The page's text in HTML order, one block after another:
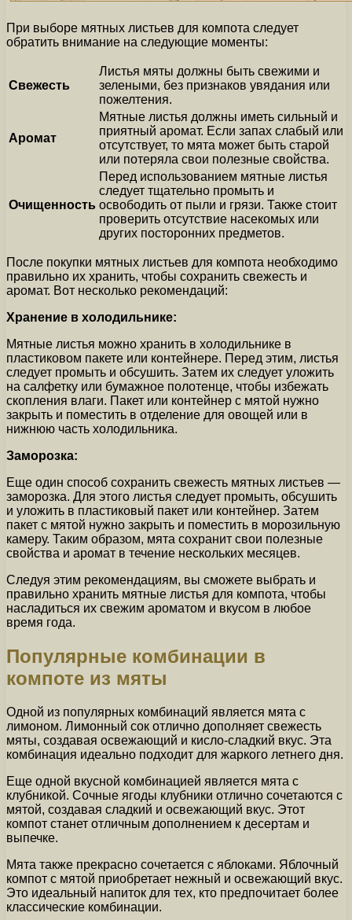
При выборе мятных листьев для компота следует
обратить внимание на следующие моменты:
Свежесть
Листья мяты должны быть свежими и
зелеными, без признаков увядания или
пожелтения.
Аромат
Мятные листья должны иметь сильный и
приятный аромат. Если запах слабый или
отсутствует, то мята может быть старой
или потеряла свои полезные свойства.
Очищенность
Перед использованием мятные листья
следует тщательно промыть и
освободить от пыли и грязи. Также стоит
проверить отсутствие насекомых или
других посторонних предметов.
После покупки мятных листьев для компота необходимо
правильно их хранить, чтобы сохранить свежесть и
аромат. Вот несколько рекомендаций:
Хранение в холодильнике:
Мятные листья можно хранить в холодильнике в
пластиковом пакете или контейнере. Перед этим, листья
следует промыть и обсушить. Затем их следует уложить
на салфетку или бумажное полотенце, чтобы избежать
скопления влаги. Пакет или контейнер с мятой нужно
закрыть и поместить в отделение для овощей или в
нижнюю часть холодильника.
Заморозка:
Еще один способ сохранить свежесть мятных листьев —
заморозка. Для этого листья следует промыть, обсушить
и уложить в пластиковый пакет или контейнер. Затем
пакет с мятой нужно закрыть и поместить в морозильную
камеру. Таким образом, мята сохранит свои полезные
свойства и аромат в течение нескольких месяцев.
Следуя этим рекомендациям, вы сможете выбрать и
правильно хранить мятные листья для компота, чтобы
насладиться их свежим ароматом и вкусом в любое
время года.
Популярные комбинации в
компоте из мяты
Одной из популярных комбинаций является мята с
лимоном. Лимонный сок отлично дополняет свежесть
мяты, создавая освежающий и кисло-сладкий вкус. Эта
комбинация идеально подходит для жаркого летнего дня.
Еще одной вкусной комбинацией является мята с
клубникой. Сочные ягоды клубники отлично сочетаются с
мятой, создавая сладкий и освежающий вкус. Этот
компот станет отличным дополнением к десертам и
выпечке.
Мята также прекрасно сочетается с яблоками. Яблочный
компот с мятой приобретает нежный и освежающий вкус.
Это идеальный напиток для тех, кто предпочитает более
классические комбинации.